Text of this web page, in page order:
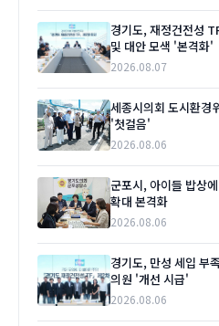
경기도, 재정건전성
및 대안 모색 '본격화'
2026.08.07
세종시의회 도시환경
'첫걸음'
2026.08.06
군포시, 아이들 밥상
확대 본격화
2026.08.06
경기도, 만성 세입 부
의원 '개선 시급'
2026.08.06